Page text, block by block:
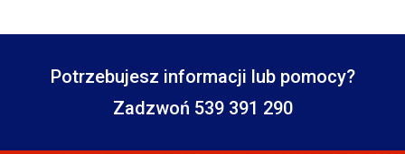
Potrzebujesz informacji lub pomocy?
Zadzwoń 539 391 290